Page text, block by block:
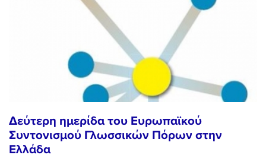
Δεύτερη ημερίδα του Ευρωπαϊκού
Συντονισμού Γλωσσικών Πόρων στην
Ελλάδα